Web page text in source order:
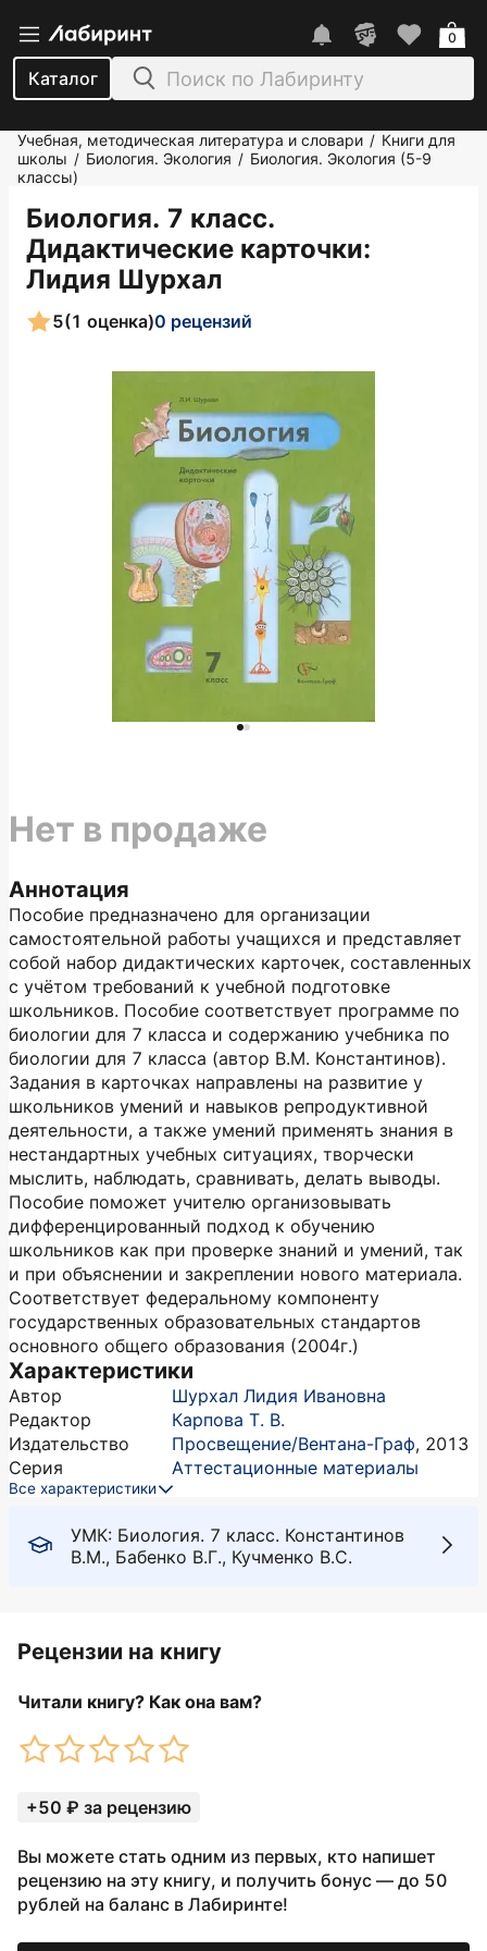
Каталог
0
Учебная, методическая литература и словари / Книги для
школы / Биология. Экология / Биология. Экология (5-9
классы)
Биология. 7 класс.
Дидактические карточки:
Лидия Шурхал
5(1 оценка)0 рецензий
УМК: Биология. 7 класс. Константинов
В.М., Бабенко В.Г., Кучменко В.С.
Аннотация
Пособие предназначено для организации
самостоятельной работы учащихся и представляет
собой набор дидактических карточек, составленных
с учётом требований к учебной подготовке
школьников. Пособие соответствует программе по
биологии для 7 класса и содержанию учебника по
биологии для 7 класса (автор В.М. Константинов).
Задания в карточках направлены на развитие у
школьников умений и навыков репродуктивной
деятельности, а также умений применять знания в
нестандартных учебных ситуациях, творчески
мыслить, наблюдать, сравнивать, делать выводы.
Пособие поможет учителю организовывать
дифференцированный подход к обучению
школьников как при проверке знаний и умений, так
и при объяснении и закреплении нового материала.
Соответствует федеральному компоненту
государственных образовательных стандартов
основного общего образования (2004г.)
Характеристики
Автор
Шурхал Лидия Ивановна
Редактор
Карпова Т. В.
Издательство
Просвещение/Вентана-Граф, 2013
Серия
Аттестационные материалы
Все характеристики
Нет в продаже
Рецензии на книгу
Читали книгу? Как она вам?
+50 ₽ за рецензию
Вы можете стать одним из первых, кто напишет
рецензию на эту книгу, и получить бонус — до 50
рублей на баланс в Лабиринте!